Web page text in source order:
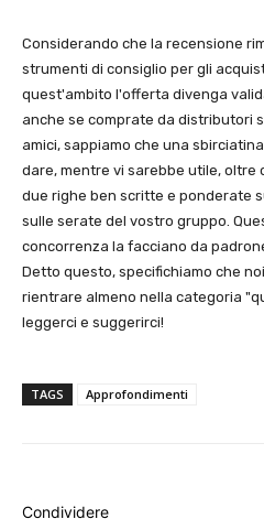
Considerando che la recensione
strumenti di consiglio per gli
quest'ambito l'offerta divenga
anche se comprate da distributori
amici, sappiamo che una
dare, mentre vi sarebbe utile, oltre
due righe ben scritte e ponderate
sulle serate del vostro gruppo.
concorrenza la facciano da
Detto questo, specifichiamo che
rientrare almeno nella categoria
leggerci e suggerirci!
TAGS Approfondimenti
Condividere